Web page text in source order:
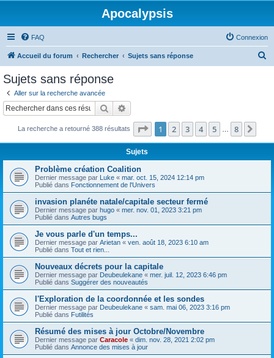
Apocalypsis
FAQ Connexion
Accueil du forum Rechercher Sujets sans réponse
c
Sujets sans réponse
Aller sur la recherche avancée
Rechercher
La recherche a retourné 388 résultats Page 1sur8
1 2 3 4 5 8
Sujets
Problème création Coalition
Dernier message par Luke « mar. oct. 15, 2024 12:14 pm
Publié dans Fonctionnement de l'Univers
invasion planéte natale/capitale secteur fermé
Dernier message par hugo « mer. nov. 01, 2023 3:21 pm
Publié dans Autres bugs
Je vous parle d'un temps...
Dernier message par Arietan « ven. août 18, 2023 6:10 am
Publié dans Tout et rien...
Nouveaux décrets pour la capitale
Dernier message par Deubeulekane « mer. juil. 12, 2023 6:46 pm
Publié dans Suggérer des nouveautés
l'Exploration de la coordonnée et les sondes
Dernier message par Deubeulekane « sam. mai 06, 2023 3:16 pm
Publié dans Futilités
Résumé des mises à jour Octobre/Novembre
Dernier message par Caracole « dim. nov. 28, 2021 2:02 pm
Publié dans Annonce des mises à jour